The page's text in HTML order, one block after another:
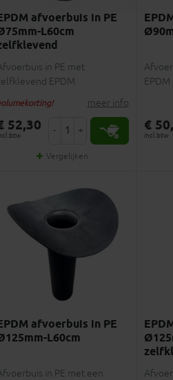
afvoerbuis in PE
L60cm
in PE met
EPDM
meer info
52,30 - +
Vergelijken
EPDM
€
incl.btw
afvoerbuis in PE
L60cm
in PE met een